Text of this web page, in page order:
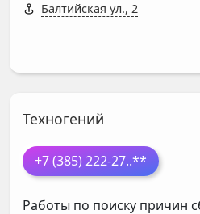
Балтийская ул., 2
Техногений
+7 (385) 222-27..**
Работы по поиску причин